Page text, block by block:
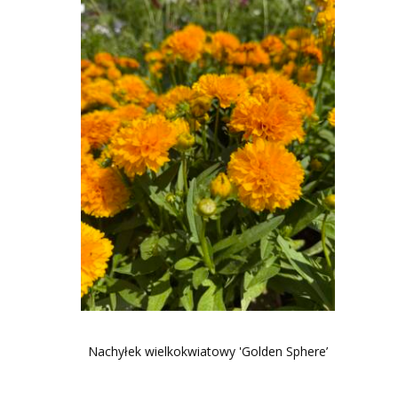
Nachyłek wielkokwiatowy 'Golden Sphere’